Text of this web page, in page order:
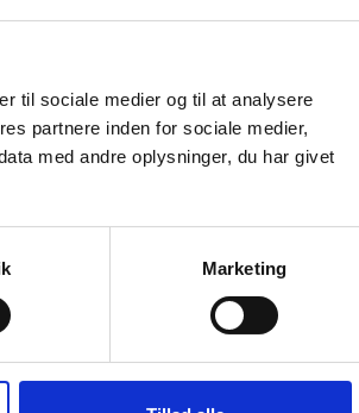
til sociale medier og til at analysere
partnere inden for sociale medier,
med andre oplysninger, du har givet
Marketing